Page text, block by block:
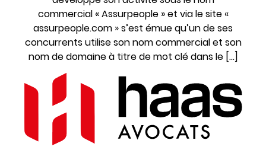
commercial « Assurpeople » et via le site «
assurpeople.com » s’est émue qu’un de ses
concurrents utilise son nom commercial et son
nom de domaine à titre de mot clé dans le […]